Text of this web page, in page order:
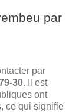
par
par
30. Il est
ont
ce qui signifie